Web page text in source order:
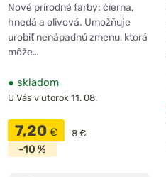
Nové prírodné farby: čierna,
hnedá a olivová. Umožňuje
urobiť nenápadnú zmenu, ktorá
môže…
● skladom
U Vás v utorok 11. 08.
7,20 € 8 €
-10 %